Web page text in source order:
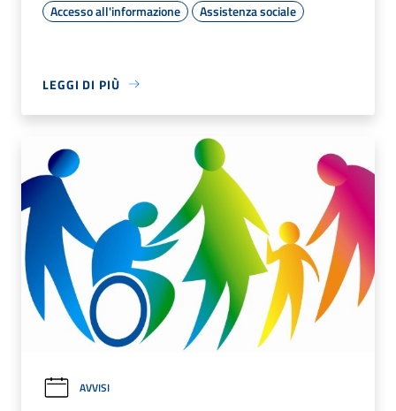
Accesso all'informazione Assistenza sociale
LEGGI DI PIÙ
AVVISI